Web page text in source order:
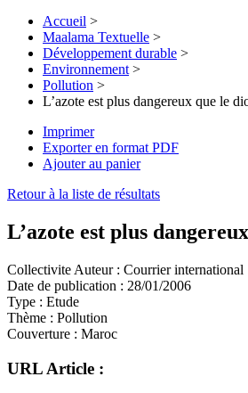
Accueil >
Maalama Textuelle >
Développement durable >
Environnement>
Pollution >
L’azote est plus dangereux que le
Imprimer
Exporter en format PDF
Ajouter au panier
Retour à la liste de résultats
L’azote est plus
Collectivite Auteur : Courrier international
Date de publication : 28/01/2006
Type : Etude
Thème : Pollution
Couverture : Maroc
URL Article :